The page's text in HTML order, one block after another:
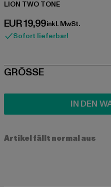
LION TWO TONE
EUR 19,99
Derzeitiger Preis: EUR
inkl. MwSt.
Sofort lieferbar!
SIZE
GRÖSSE
IN DEN
Artikel fällt normal aus